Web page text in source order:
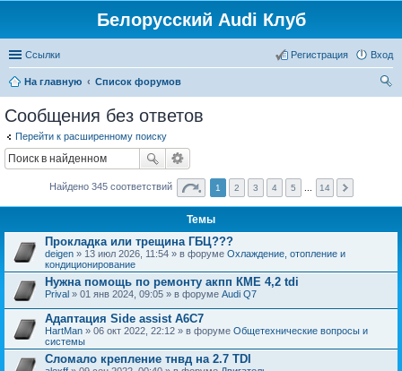
Белорусский Audi Клуб
Ссылки Вход
Регистрация
На главную
Список форумов
Сообщения без ответов
Перейти к расширенному поиску
Найдено 345 соответствий 1 2 3 4 5 14
Темы
Прокладка или трещина ГБЦ???
deigen » 13 июл 2026, 11:54 » в форуме Охлаждение, отопление и
кондиционирование
Нужна помощь по ремонту акпп КМЕ 4,2 tdi
Prival » 01 янв 2024, 09:05 » в форуме Audi Q7
Адаптация Side assist A6C7
HartMan » 06 окт 2022, 22:12 » в форуме Общетехнические вопросы и
системы
Сломало крепление тнвд на 2.7 TDI